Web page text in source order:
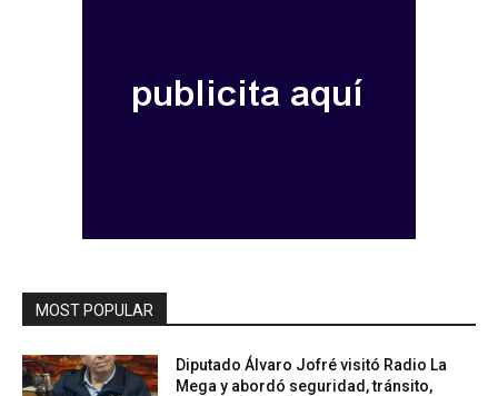
MOST POPULAR
Diputado Álvaro Jofré visitó Radio La
Mega y abordó seguridad, tránsito,